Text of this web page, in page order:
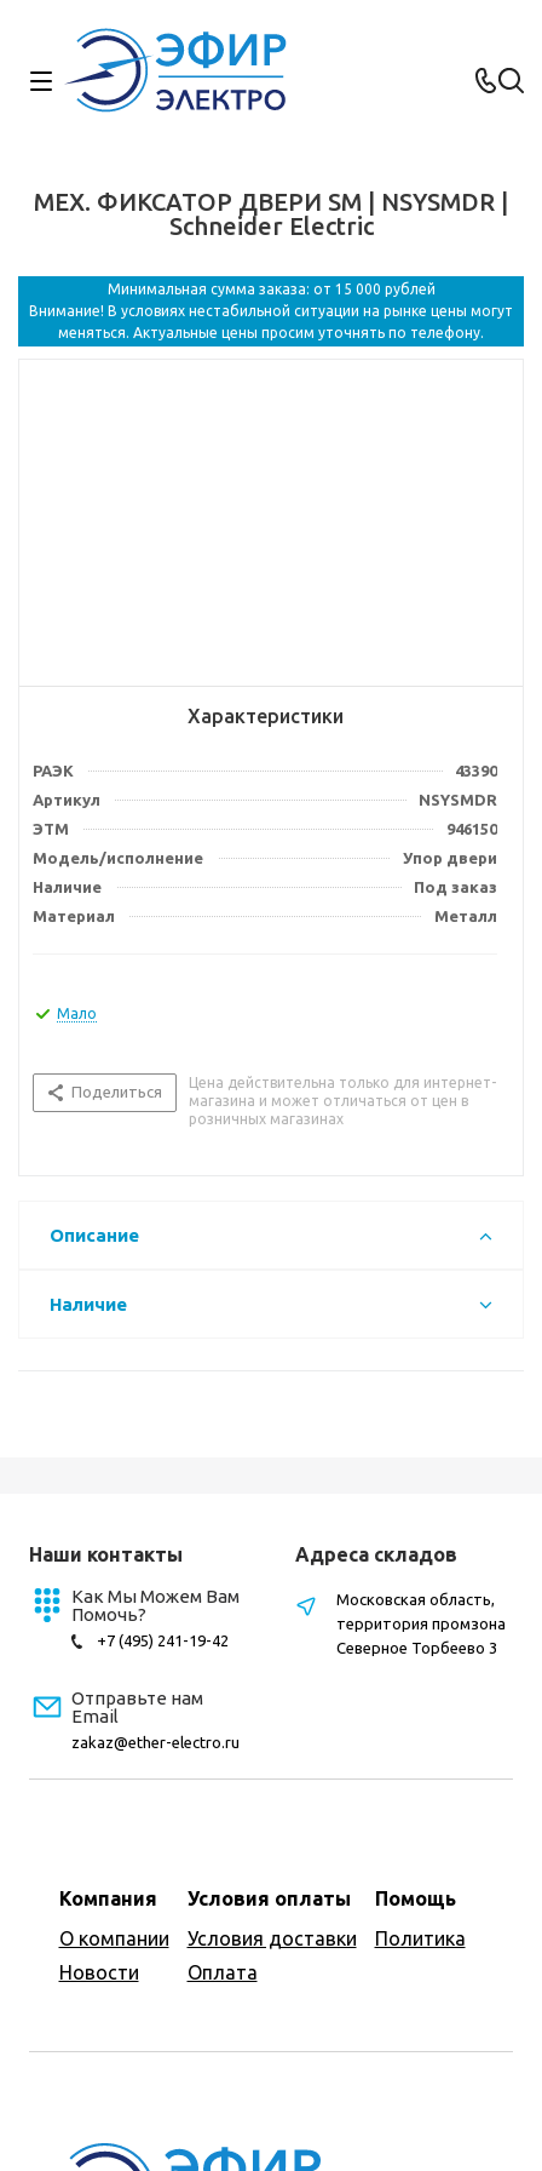
МЕХ. ФИКСАТОР ДВЕРИ SM | NSYSMDR |
Schneider Electric
Минимальная сумма заказа: от 15 000 рублей
Внимание! В условиях нестабильной ситуации на рынке цены могут
меняться. Актуальные цены просим уточнять по телефону.
Характеристики
РАЭК
43390
Артикул
NSYSMDR
ЭТМ
946150
Модель/исполнение
Упор двери
Наличие
Под заказ
Материал
Металл
Мало
Поделиться
Цена действительна только для интернет-
магазина и может отличаться от цен в
розничных магазинах
Описание
Наличие
Наши контакты
Как Мы Можем Вам
Помочь?
+7 (495) 241-19-42
Отправьте нам
Email
zakaz@ether-electro.ru
Компания
О компании
Новости
Условия оплаты
Условия доставки
Оплата
Помощь
Политика
Адреса складов
Московская область,
территория промзона
Северное Торбеево 3